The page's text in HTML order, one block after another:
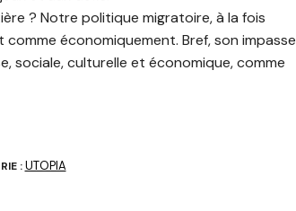
? Notre politique migratoire, à la fois
économiquement. Bref, son impasse
sociale, culturelle et économique, comme
:UTOPIA